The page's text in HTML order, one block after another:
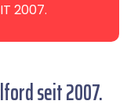
2007.
seit 2007.